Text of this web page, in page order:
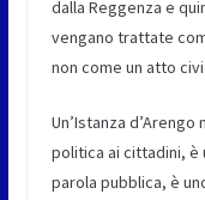
dalla Reggenza e
vengano trattate
non come un atto
Un’Istanza
politica ai cittadini, è
parola pubblica, è